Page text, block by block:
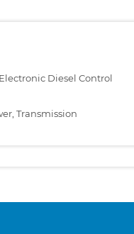
Diesel Control
Transmission